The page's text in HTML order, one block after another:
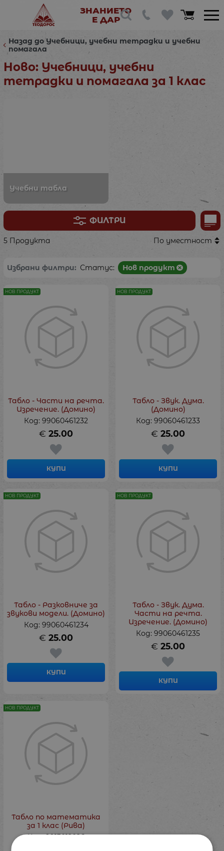
ЗНАНИЕТО
Е ДАР
Назад до Учебници, учебни тетрадки и учебни
помагала
Ново: Учебници, учебни
тетрадки и помагала за 1 клас
Учебни табла
ФИЛТРИ
5 Продукта По уместност
Избрани филтри: Статус: Нов продукт
Табло - Части на речта.
Изречение. (Домино)
Код: 99060461232
25.00
€
КУПИ
НОВ ПРОДУКТ
Табло - Звук. Дума.
(Домино)
Код: 99060461233
25.00
€
КУПИ
НОВ ПРОДУКТ
Табло - Разковниче за
звукови модели. (Домино)
Код: 99060461234
25.00
€
КУПИ
НОВ ПРОДУКТ
Табло - Звук. Дума.
Части на речта.
Изречение. (Домино)
Код: 99060461235
25.00
€
КУПИ
НОВ ПРОДУКТ
Табло по математика
за 1 клас (Рива)
Код: 9913012026
НОВ ПРОДУКТ